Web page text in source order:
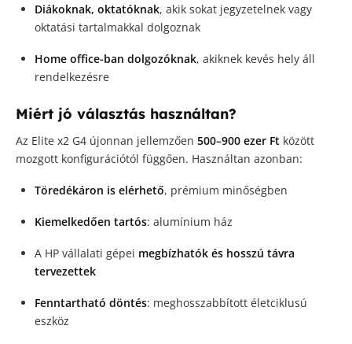
Diákoknak, oktatóknak, akik sokat jegyzetelnek vagy
oktatási tartalmakkal dolgoznak
Home office-ban dolgozóknak, akiknek kevés hely áll
rendelkezésre
Miért jó választás használtan?
Az Elite x2 G4 újonnan jellemzően 500–900 ezer Ft között
mozgott konfigurációtól függően. Használtan azonban:
Töredékáron is elérhető, prémium minőségben
Kiemelkedően tartós: alumínium ház
A HP vállalati gépei megbízhatók és hosszú távra
tervezettek
Fenntartható döntés: meghosszabbított életciklusú
eszköz